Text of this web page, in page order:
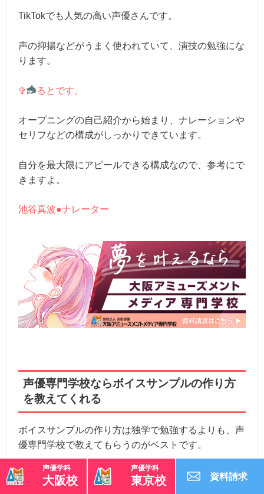
TikTokでも人気の高い声優さんです。
声の抑揚などがうまく使われていて、演技の勉強にな
ります。
✞ るとです。
オープニングの自己紹介から始まり、ナレーションや
セリフなどの構成がしっかりできています。
自分を最大限にアピールできる構成なので、参考にで
きますよ。
池谷真波●ナレーター
声優専門学校ならボイスサンプルの作り方
を教えてくれる
ボイスサンプルの作り方は独学で勉強するよりも、声
優専門学校で教えてもらうのがベストです。
ボイスサンプルはオーディションでも重要な役割を持
ち、合否に左右されるといっても過言ではありませ
声優学科
大阪校
声優学科
東京校 資料請求